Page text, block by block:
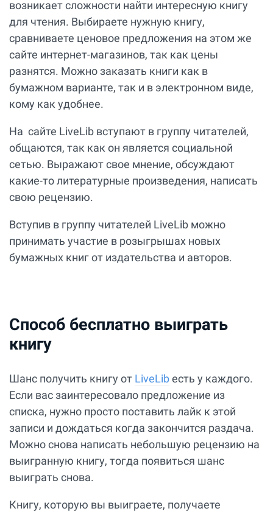
возникает сложности найти интересную книгу
для чтения. Выбираете нужную книгу,
сравниваете ценовое предложения на этом же
сайте интернет-магазинов, так как цены
разнятся. Можно заказать книги как в
бумажном варианте, так и в электронном виде,
кому как удобнее.
На сайте LiveLib вступают в группу читателей,
общаются, так как он является социальной
сетью. Выражают свое мнение, обсуждают
какие-то литературные произведения, написать
свою рецензию.
Вступив в группу читателей LiveLib можно
принимать участие в розыгрышах новых
бумажных книг от издательства и авторов.
Способ бесплатно выиграть
книгу
Шанс получить книгу от LiveLibесть у каждого.
Если вас заинтересовало предложение из
списка, нужно просто поставить лайк к этой
записи и дождаться когда закончится раздача.
Можно снова написать небольшую рецензию на
выигранную книгу, тогда появиться шанс
выиграть снова.
Книгу, которую вы выиграете, получаете